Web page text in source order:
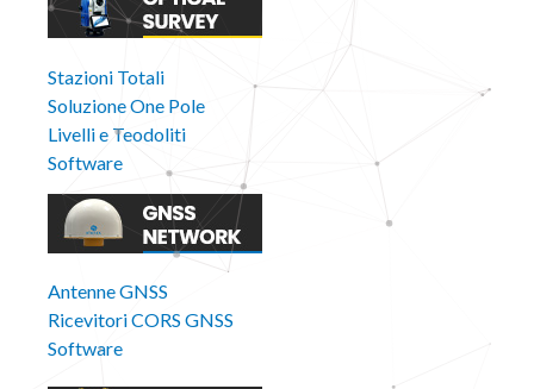
Stazioni Totali
Soluzione One Pole
Livelli e Teodoliti
Software
Antenne GNSS
Ricevitori CORS GNSS
Software